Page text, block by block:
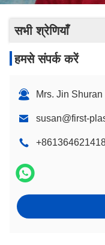
सभी श्रेणियाँ
हमसे संपर्क करें
Mrs. Jin Shuran
susan@first-